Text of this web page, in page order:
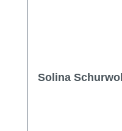
Solina